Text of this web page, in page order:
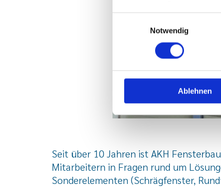
Notwendig
Ablehnen
Seit über 10 Jahren ist AKH
Mitarbeitern in Fragen rund um
Sonderelementen (Schrägfenster,